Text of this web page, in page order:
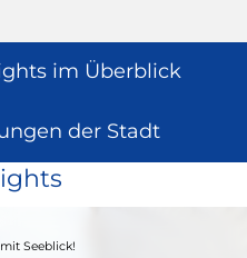
im Überblick
der Stadt
Seeblick!